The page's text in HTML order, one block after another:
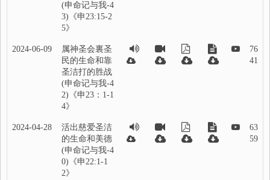
(申命记与我-4
3)《申23:15-2
5》
2024-06-09
属神圣会裏圣
民的生命和靠
圣洁打的胜战
(申命记与我-4
2)《申23：1-1
4》
76
41
2024-04-28
活出慈爱圣洁
的生命和美德
(申命记与我-4
0)《申22:1-1
2》
63
59